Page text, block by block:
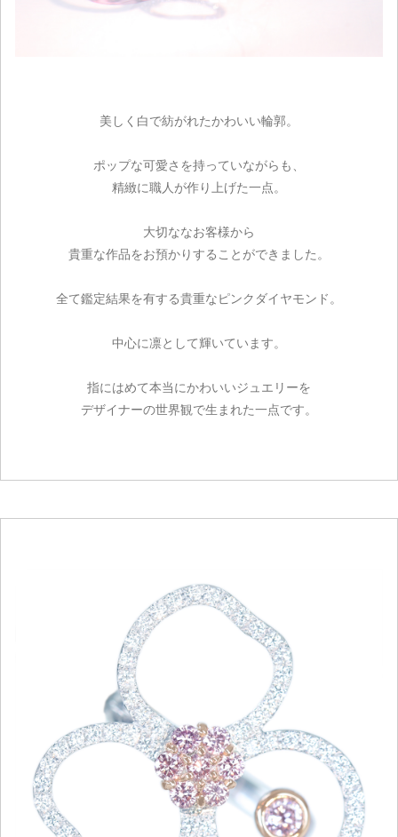
美しく白で紡がれたかわいい輪郭。
ポップな可愛さを持っていながらも、
精緻に職人が作り上げた一点。
大切ななお客様から
貴重な作品をお預かりすることができました。
全て鑑定結果を有する貴重なピンクダイヤモンド。
中心に凛として輝いています。
指にはめて本当にかわいいジュエリーを
デザイナーの世界観で生まれた一点です。